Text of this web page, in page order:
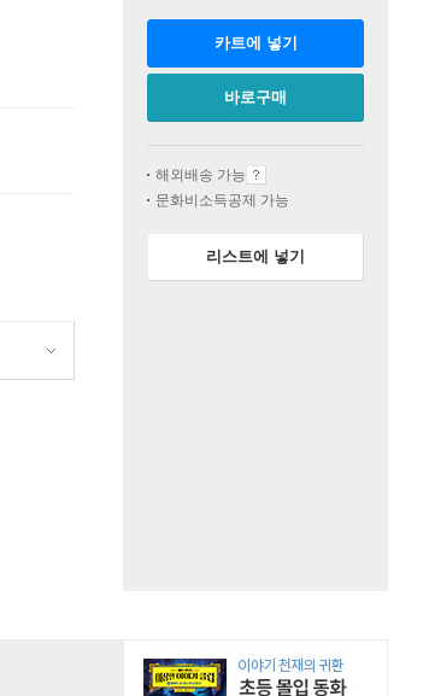
카트에 넣기
바로구매
해외배송 가능
문화비소득공제 가능
리스트에 넣기